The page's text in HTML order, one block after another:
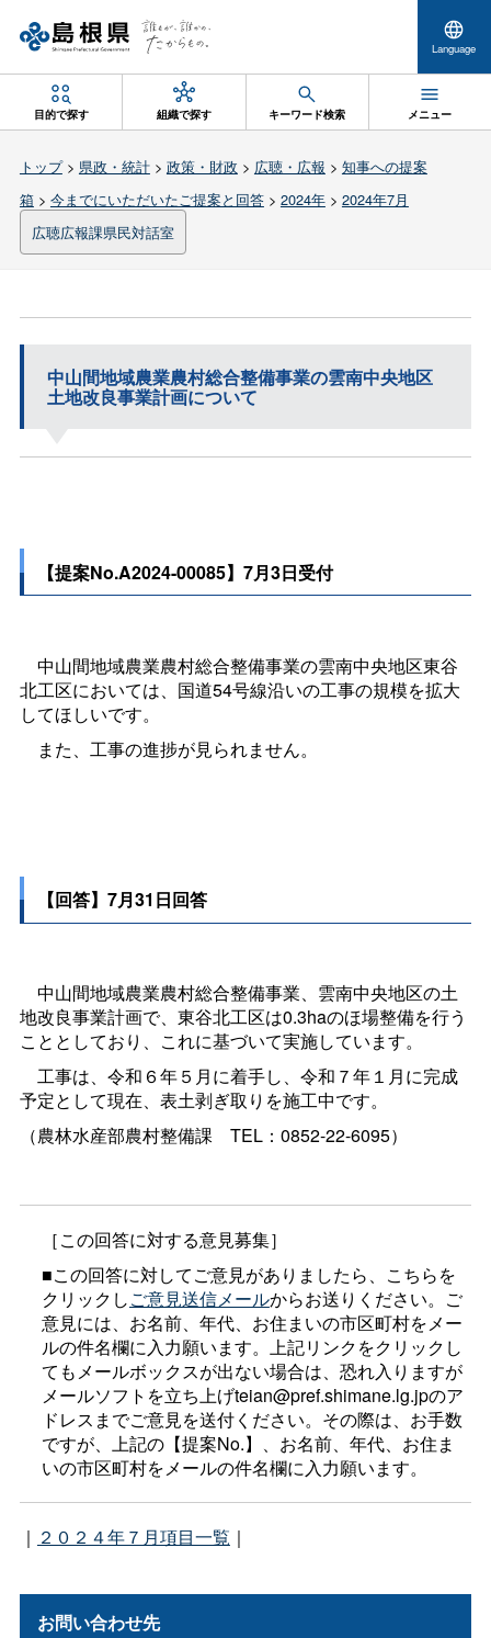
Language
目的で探す 組織で探す キーワード検索 メニュー
トップ> 県政・統計> 政策・財政 > 広聴・広報 > 知事への提案
箱> 今までにいただいたご提案と回答> 2024年> 2024年7月
広聴広報課県民対話室
中山間地域農業農村総合整備事業の雲南中央地区
土地改良事業計画について
【提案No.A2024-00085】7月3日受付
中山間地域農業農村総合整備事業の雲南中央地区東谷
北工区においては、国道54号線沿いの工事の規模を拡大
してほしいです。
また、工事の進捗が見られません。
【回答】7月31日回答
中山間地域農業農村総合整備事業、雲南中央地区の土
地改良事業計画で、東谷北工区は0.3haのほ場整備を行う
こととしており、これに基づいて実施しています。
工事は、令和６年５月に着手し、令和７年１月に完成
予定として現在、表土剥ぎ取りを施工中です。
（農林水産部農村整備課 TEL：0852-22-6095）
［この回答に対する意見募集］
■この回答に対してご意見がありましたら、こちらを
クリックしご意見送信メールからお送りください。ご
意見には、お名前、年代、お住まいの市区町村をメー
ルの件名欄に入力願います。上記リンクをクリックし
てもメールボックスが出ない場合は、恐れ入りますが
メールソフトを立ち上げteian@pref.shimane.lg.jpのア
ドレスまでご意見を送付ください。その際は、お手数
ですが、上記の【提案No.】、お名前、年代、お住ま
いの市区町村をメールの件名欄に入力願います。
｜ ２０２４年７月項目一覧 ｜
お問い合わせ先